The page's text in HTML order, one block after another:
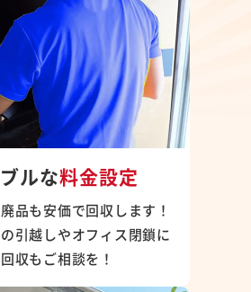
ルな料金設定
品も安価で回収します！
引越しやオフィス閉鎖に
収もご相談を！